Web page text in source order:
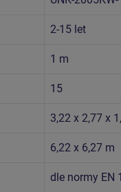
2-15 let
1 m
15
3,22 x 2,77 x
6,22 x 6,27 m
dle normy EN